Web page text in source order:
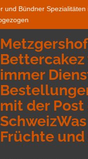
und Bündner
immer
mit der Post
Früchte und